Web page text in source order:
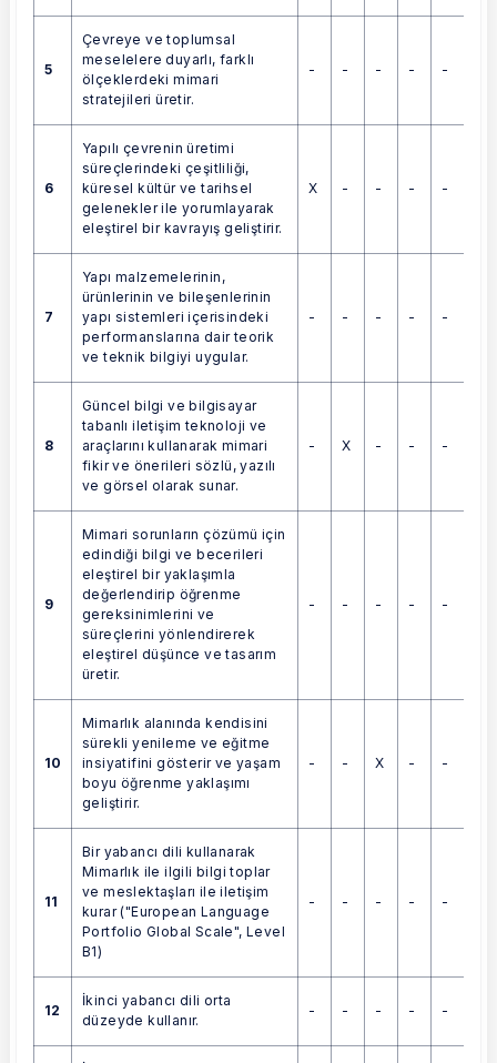
5
Çevreye ve toplumsal
meselelere duyarlı, farklı
ölçeklerdeki mimari
stratejileri üretir.
- - - - -
6
Yapılı çevrenin üretimi
süreçlerindeki çeşitliliği,
küresel kültür ve tarihsel
gelenekler ile yorumlayarak
eleştirel bir kavrayış geliştirir.
X - - - -
7
Yapı malzemelerinin,
ürünlerinin ve bileşenlerinin
yapı sistemleri içerisindeki
performanslarına dair teorik
ve teknik bilgiyi uygular.
- - - - -
8
Güncel bilgi ve bilgisayar
tabanlı iletişim teknoloji ve
araçlarını kullanarak mimari
fikir ve önerileri sözlü, yazılı
ve görsel olarak sunar.
- X - - -
9
Mimari sorunların çözümü için
edindiği bilgi ve becerileri
eleştirel bir yaklaşımla
değerlendirip öğrenme
gereksinimlerini ve
süreçlerini yönlendirerek
eleştirel düşünce ve tasarım
üretir.
- - - - -
10
Mimarlık alanında kendisini
sürekli yenileme ve eğitme
insiyatifini gösterir ve yaşam
boyu öğrenme yaklaşımı
geliştirir.
- - X - -
11
Bir yabancı dili kullanarak
Mimarlık ile ilgili bilgi toplar
ve meslektaşları ile iletişim
kurar ("European Language
Portfolio Global Scale", Level
B1)
- - - - -
12
İkinci yabancı dili orta
düzeyde kullanır.
- - - - -